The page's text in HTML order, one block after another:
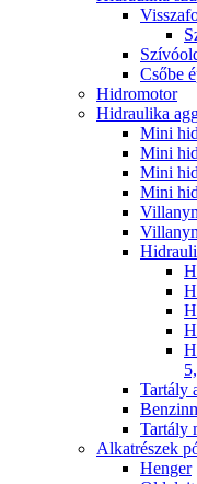
Csőbe
Hidromotor
Hidraulika
Mini
Mini
Mini
Mini
Tartály
Tartály
Alkatrészek
Henger